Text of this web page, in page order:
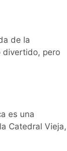
de la
divertido, pero
es una
Catedral Vieja,